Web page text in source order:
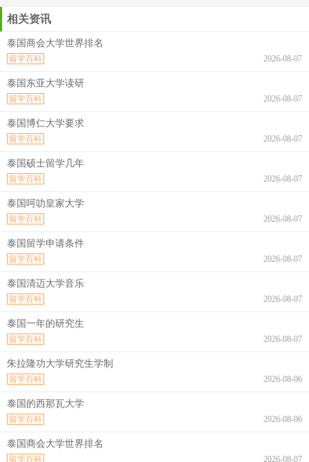
相关资讯
泰国商会大学世界排名
2026-08-07
留学百科
泰国东亚大学读研
2026-08-07
留学百科
泰国博仁大学要求
2026-08-07
留学百科
泰国硕士留学几年
2026-08-07
留学百科
泰国呵叻皇家大学
2026-08-07
留学百科
泰国留学申请条件
2026-08-07
留学百科
泰国清迈大学音乐
2026-08-07
留学百科
泰国一年的研究生
2026-08-07
留学百科
朱拉隆功大学研究生学制
2026-08-06
留学百科
泰国的西那瓦大学
2026-08-06
留学百科
泰国商会大学世界排名
2026-08-07
留学百科